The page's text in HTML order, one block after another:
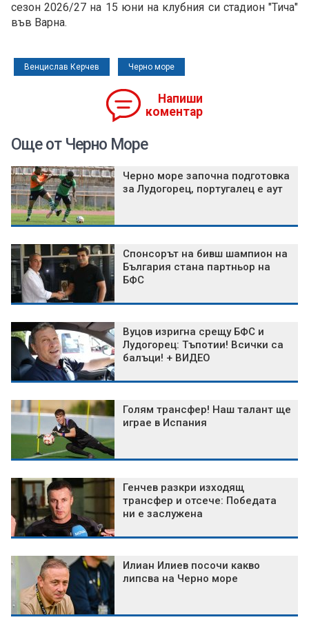
сезон 2026/27 на 15 юни на клубния си стадион "Тича"
във Варна.
Венцислав Керчев Черно море
Напиши
коментар
Още от Черно Море
Черно море започна подготовка
за Лудогорец, португалец е аут
Спонсорът на бивш шампион на
България стана партньор на
БФС
Вуцов изригна срещу БФС и
Лудогорец: Тъпотии! Всички са
балъци! + ВИДЕО
Голям трансфер! Наш талант ще
играе в Испания
Генчев разкри изходящ
трансфер и отсече: Победата
ни е заслужена
Илиан Илиев посочи какво
липсва на Черно море